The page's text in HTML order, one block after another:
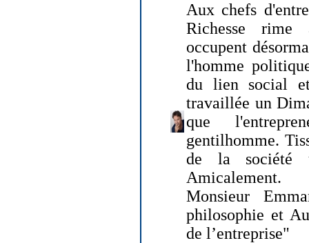
Aux chefs
Richesse rime
occupent
l'homme
du lien social
travaillée un
que
gentilhomme.
de la société
Amicalement.
Monsieur
philosophie et
de l’entreprise"